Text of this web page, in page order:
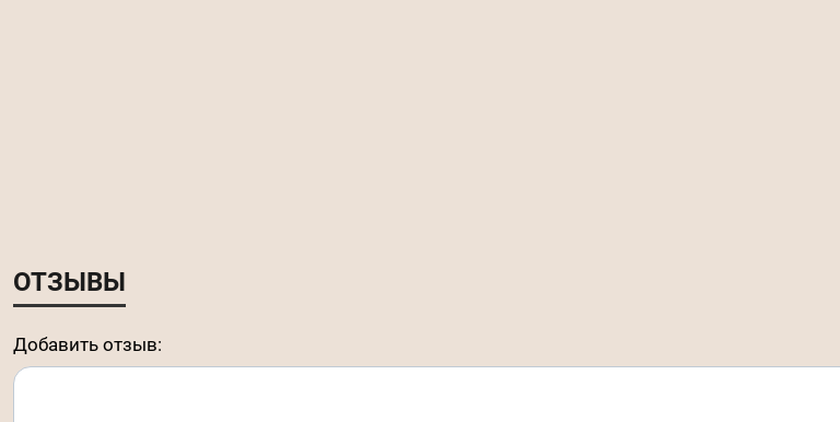
ОТЗЫВЫ
Добавить отзыв: